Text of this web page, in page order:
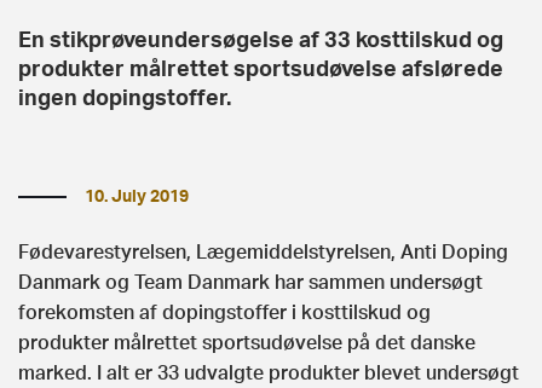
En stikprøveundersøgelse af 33 kosttilskud og
produkter målrettet sportsudøvelse afslørede
ingen dopingstoffer.
10. July 2019
Fødevarestyrelsen, Lægemiddelstyrelsen, Anti Doping
Danmark og Team Danmark har sammen undersøgt
forekomsten af dopingstoffer i kosttilskud og
produkter målrettet sportsudøvelse på det danske
marked. I alt er 33 udvalgte produkter blevet undersøgt